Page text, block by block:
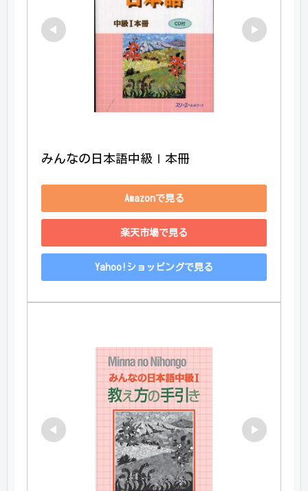
みんなの日本語中級Ⅰ本冊
Amazonで見る
楽天市場で見る
Yahoo!ショッピングで見る